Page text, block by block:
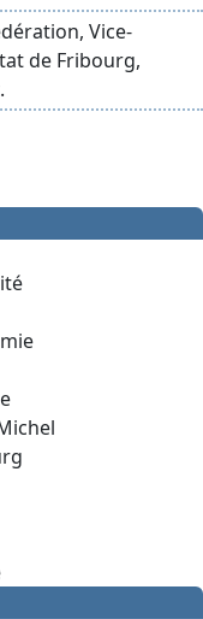
Vice-
de Fribourg,